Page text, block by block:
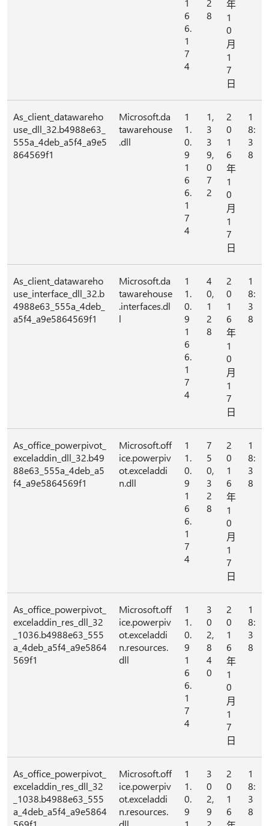
1
6
6.
1
7
4
2
8
年
1
0
月
1
7
日
As_client_datawareho
use_dll_32.b4988e63_
555a_4deb_a5f4_a9e5
864569f1
Microsoft.da
tawarehouse
.dll
1
1.
0.
9
1
6
6.
1
7
4
1,
3
3
9,
0
7
2
2
0
1
6
年
1
0
月
1
7
日
1
8:
3
8
As_client_datawareho
use_interface_dll_32.b
4988e63_555a_4deb_
a5f4_a9e5864569f1
Microsoft.da
tawarehouse
.interfaces.dl
l
1
1.
0.
9
1
6
6.
1
7
4
4
0,
1
2
8
2
0
1
6
年
1
0
月
1
7
日
1
8:
3
8
As_office_powerpivot_
exceladdin_dll_32.b49
88e63_555a_4deb_a5
f4_a9e5864569f1
Microsoft.off
ice.powerpiv
ot.exceladdi
n.dll
1
1.
0.
9
1
6
6.
1
7
4
7
5
0,
3
2
8
2
0
1
6
年
1
0
月
1
7
日
1
8:
3
8
As_office_powerpivot_
exceladdin_res_dll_32
_1036.b4988e63_555
a_4deb_a5f4_a9e5864
569f1
Microsoft.off
ice.powerpiv
ot.exceladdi
n.resources.
dll
1
1.
0.
9
1
6
6.
1
7
4
3
0
2,
8
4
0
2
0
1
6
年
1
0
月
1
7
日
1
8:
3
8
As_office_powerpivot_
exceladdin_res_dll_32
_1038.b4988e63_555
a_4deb_a5f4_a9e5864
Microsoft.off
ice.powerpiv
ot.exceladdi
n.resources.
1
1.
0.
9
3
0
2,
9
2
0
1
6
1
8:
3
8